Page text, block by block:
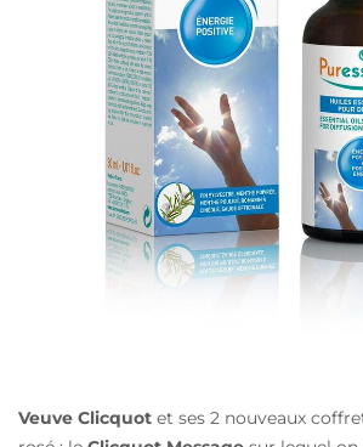
Veuve Clicquot et ses 2 nouveaux